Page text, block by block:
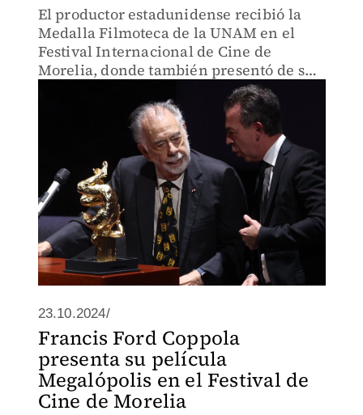
El productor estadunidense recibió la
Medalla Filmoteca de la UNAM en el
Festival Internacional de Cine de
Morelia, donde también presentó de su
nueva película Megalópolis,
23.10.2024/
Francis Ford Coppola
presenta su película
Megalópolis en el Festival de
Cine de Morelia